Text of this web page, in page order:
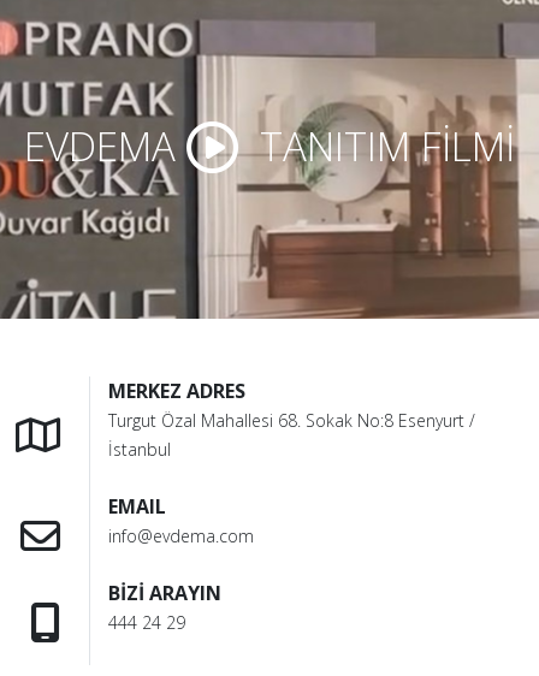
EVDEMA TANITIM FİLMİ
MERKEZ ADRES
Turgut Özal Mahallesi 68. Sokak No:8 Esenyurt /
İstanbul
EMAIL
info@evdema.com
BİZİ ARAYIN
444 24 29